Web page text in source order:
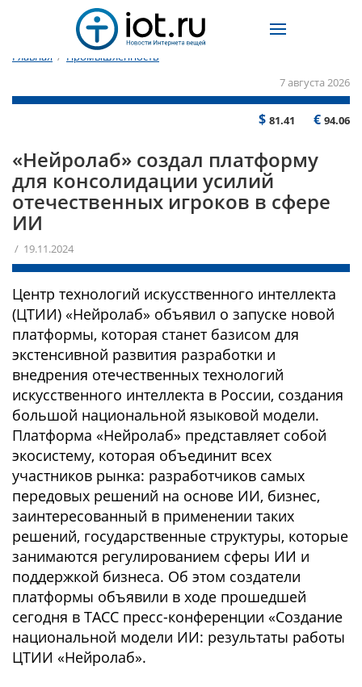
Главная / Промышленность
7 августа 2026
$ 81.41 € 94.06
«Нейролаб» создал платформу
для консолидации усилий
отечественных игроков в сфере
ИИ
/ 19.11.2024
Центр технологий искусственного интеллекта
(ЦТИИ) «Нейролаб» объявил о запуске новой
платформы, которая станет базисом для
экстенсивной развития разработки и
внедрения отечественных технологий
искусственного интеллекта в России, создания
большой национальной языковой модели.
Платформа «Нейролаб» представляет собой
экосистему, которая объединит всех
участников рынка: разработчиков самых
передовых решений на основе ИИ, бизнес,
заинтересованный в применении таких
решений, государственные структуры, которые
занимаются регулированием сферы ИИ и
поддержкой бизнеса. Об этом создатели
платформы объявили в ходе прошедшей
сегодня в ТАСС пресс-конференции «Создание
национальной модели ИИ: результаты работы
ЦТИИ «Нейролаб».